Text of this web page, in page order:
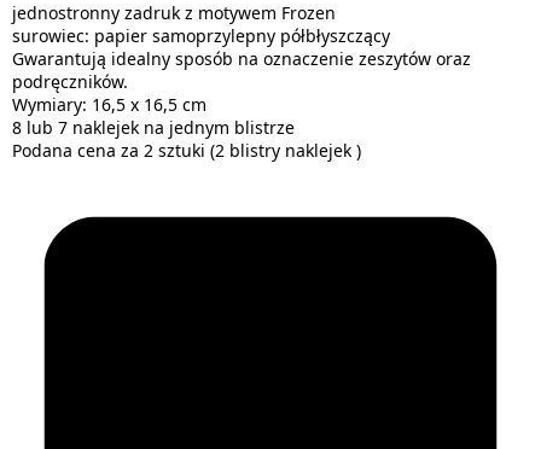
jednostronny zadruk z motywem Frozen
surowiec: papier samoprzylepny półbłyszczący
Gwarantują idealny sposób na oznaczenie zeszytów oraz
podręczników.
Wymiary: 16,5 x 16,5 cm
8 lub 7 naklejek na jednym blistrze
Podana cena za 2 sztuki (2 blistry naklejek )